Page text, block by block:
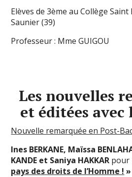
Elèves de 3ème au Collège
Saunier (39)
Professeur : Mme GUIGOU
Les nouvelles
et éditées avec
Nouvelle remarquée en Post-
Ines BERKANE, Maïssa
KANDE et Saniya HAKKAR pour
pays des droits de l’Homme ! »